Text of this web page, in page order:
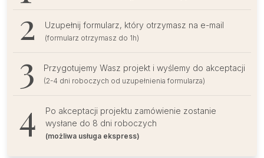
Uzupełnij formularz, który otrzymasz na e-mail
(formularz otrzymasz do 1h)
Przygotujemy Wasz projekt i wyślemy do akceptacji
(2-4 dni roboczych od uzupełnienia formularza)
Po akceptacji projektu zamówienie zostanie
wysłane do 8 dni roboczych
(możliwa usługa ekspress)